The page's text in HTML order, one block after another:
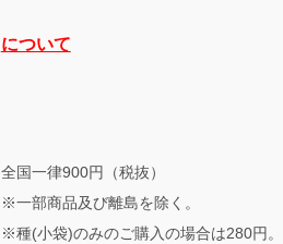
について
全国一律900円（税抜）
※一部商品及び離島を除く。
※種(小袋)のみのご購入の場合は280円。